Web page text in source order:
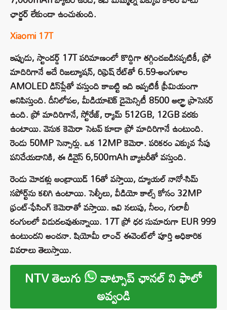
ఛార్జర్ లేకుండా ఉంచుతుంది.
Xiaomi 17T
ఇప్పుడు, స్టాండర్డ్ 17T పరిమాణంలో కొద్దిగా తగ్గించబడినప్పటికీ, ప్రో
మాదిరిగానే అదే రిజల్యూషన్, రిఫ్రెష్ రేట్‌తో 6.59-అంగుళాల
AMOLED డిస్‌ప్లేతో వస్తుంది కాబట్టి ఇది ఇప్పటికీ ప్రీమియంగా
అనిపిస్తుంది. దీనిలోపల, మీడియాటెక్ డైమెన్సిటీ 8500 అల్ట్రా ప్రాసెసర్
ఉంది. ప్రో మాదిరిగానే, స్టోరేజ్, ర్యామ్ 512GB, 12GB వరకు
ఉంటాయి. వెనుక కెమెరా సెటప్ కూడా ప్రో మాదిరిగానే ఉంటుంది.
రెండు 50MP సెన్సార్లు. ఒక 12MP కెమెరా. పరికరం ఎక్కువ సేపు
పనిచేయడానికి, ఈ డివైస్ 6,500mAh బ్యాటరీతో వస్తుంది.
రెండు మోడళ్లు ఆండ్రాయిడ్ 16తో వస్తాయి, డ్యూయల్ నానో-సిమ్
సపోర్ట్‌ను కలిగి ఉంటాయి. సెల్ఫీలు, వీడియో కాల్స్ కోసం 32MP
ఫ్రంట్-ఫేసింగ్ కెమెరాతో వస్తాయి. ఇవి నలుపు, నీలం, గులాబీ
రంగులలో విడుదలవుతున్నాయి. 17T ప్రో ధర సుమారుగా EUR 999
ఉంటుందని అంచనా. షియోమీ లాంచ్ ఈవెంట్‌లో పూర్తి అధికారిక
వివరాలు తెలుస్తాయి.
NTV తెలుగు వాట్సాప్ ఛానల్ ని ఫాలో
అవ్వండి